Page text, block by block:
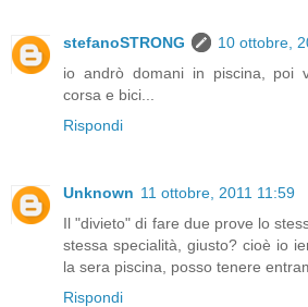
stefanoSTRONG
10 ottobre,
io andrò domani in piscina, poi
corsa e bici...
Rispondi
Unknown 11 ottobre, 2011 11:59
Il "divieto" di fare due prove lo
stessa specialità, giusto? cioè io
la sera piscina, posso tenere
Rispondi